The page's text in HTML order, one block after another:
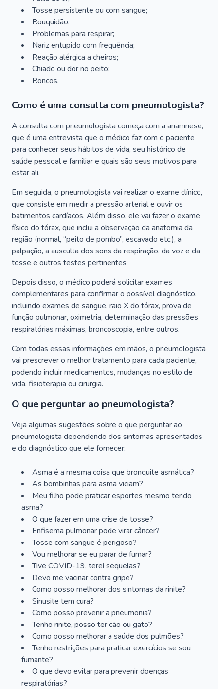
Tosse persistente ou com sangue;
Rouquidão;
Problemas para respirar;
Nariz entupido com frequência;
Reação alérgica a cheiros;
Chiado ou dor no peito;
Roncos.
Como é uma consulta com pneumologista?
A consulta com pneumologista começa com a anamnese,
que é uma entrevista que o médico faz com o paciente
para conhecer seus hábitos de vida, seu histórico de
saúde pessoal e familiar e quais são seus motivos para
estar ali.
Em seguida, o pneumologista vai realizar o exame clínico,
que consiste em medir a pressão arterial e ouvir os
batimentos cardíacos. Além disso, ele vai fazer o exame
físico do tórax, que inclui a observação da anatomia da
região (normal, “peito de pombo”, escavado etc.), a
palpação, a ausculta dos sons da respiração, da voz e da
tosse e outros testes pertinentes.
Depois disso, o médico poderá solicitar exames
complementares para confirmar o possível diagnóstico,
incluindo exames de sangue, raio X do tórax, prova de
função pulmonar, oximetria, determinação das pressões
respiratórias máximas, broncoscopia, entre outros.
Com todas essas informações em mãos, o pneumologista
vai prescrever o melhor tratamento para cada paciente,
podendo incluir medicamentos, mudanças no estilo de
vida, fisioterapia ou cirurgia.
O que perguntar ao pneumologista?
Veja algumas sugestões sobre o que perguntar ao
pneumologista dependendo dos sintomas apresentados
e do diagnóstico que ele fornecer:
Asma é a mesma coisa que bronquite asmática?
As bombinhas para asma viciam?
Meu filho pode praticar esportes mesmo tendo
asma?
O que fazer em uma crise de tosse?
Enfisema pulmonar pode virar câncer?
Tosse com sangue é perigoso?
Vou melhorar se eu parar de fumar?
Tive COVID-19, terei sequelas?
Devo me vacinar contra gripe?
Como posso melhorar dos sintomas da rinite?
Sinusite tem cura?
Como posso prevenir a pneumonia?
Tenho rinite, posso ter cão ou gato?
Como posso melhorar a saúde dos pulmões?
Tenho restrições para praticar exercícios se sou
fumante?
O que devo evitar para prevenir doenças
respiratórias?